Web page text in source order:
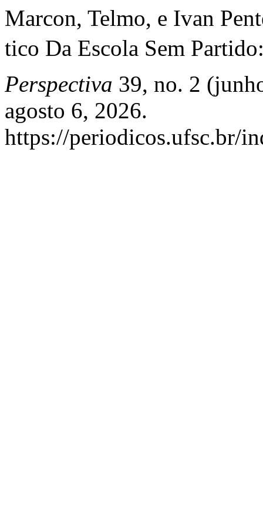
Marcon, Telmo, e Ivan
tico Da Escola Sem
Perspectiva 39, no. 2
agosto 6, 2026.
https://periodicos.ufsc.br/